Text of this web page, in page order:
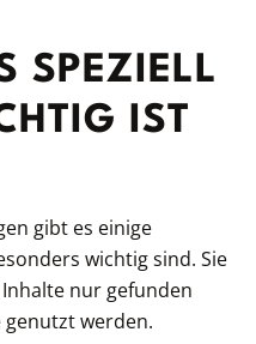
SPEZIELL
IST
gibt es einige
wichtig sind. Sie
nur gefunden
genutzt werden.